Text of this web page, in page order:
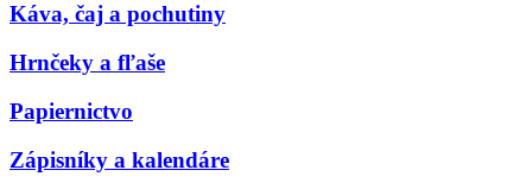
Káva, čaj a pochutiny
Hrnčeky a fľaše
Papiernictvo
Zápisníky a kalendáre